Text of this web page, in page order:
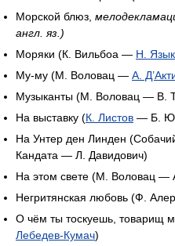
Морской блюз,
англ. яз.)
Моряки (К. Вильбоа — Н.
Му-му (М. Воловац — А.
Музыканты (М. Воловац — В.
На выставку (К. Листов — Б.
На Унтер ден Линден
Кандата — Л. Давидович)
На этом свете (М. Воловац —
Негритянская любовь (Ф.
О чём ты тоскуешь, товарищ
Лебедев-Кумач)